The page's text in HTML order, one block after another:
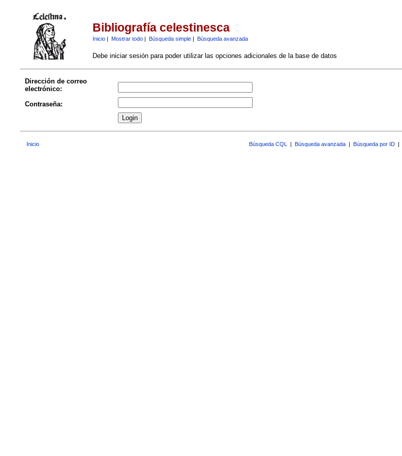
Bibliografía celestinesca
Inicio| Mostrar todo| Búsqueda simple| Búsqueda avanzada
Debe iniciar sesión para poder utilizar las opciones adicionales de la base de datos
Dirección de correo
electrónico:
Contraseña:
Inicio Búsqueda CQL | Búsqueda avanzada | Búsqueda por ID |